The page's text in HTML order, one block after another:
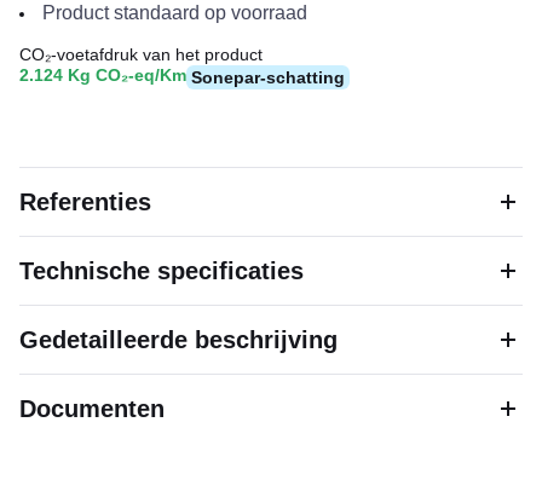
Product standaard op voorraad
CO₂-voetafdruk van het product
2.124 Kg CO₂-eq/Km Sonepar-schatting
Referenties
Technische specificaties
Gedetailleerde beschrijving
Documenten